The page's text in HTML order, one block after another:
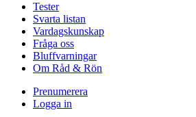
Tester
Svarta listan
Vardagskunskap
Fråga oss
Bluffvarningar
Om Råd & Rön
Prenumerera
Logga in